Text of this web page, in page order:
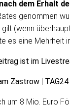
dem Erhalt
genommen
(wenn
es eine Mehrheit
ist im
Zastrow | TAG24
um 8 Mio. Euro